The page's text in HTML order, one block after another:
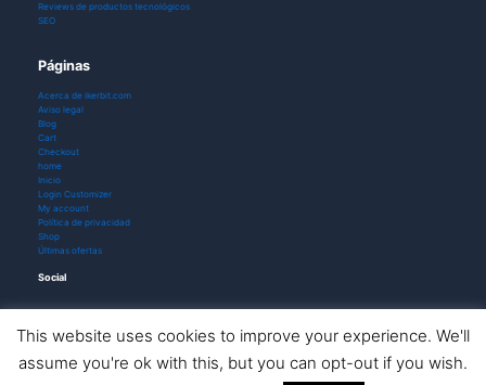
Reviews de productos tecnológicos
SEO
Páginas
Acerca de ikerbit.com
Aviso legal
Blog
Cart
Checkout
home
Inicio
Login Customizer
My account
Política de privacidad
Shop
Últimas ofertas
Social
Todos los derechos © 2026 ikerbit |Aviso de afiliación
This website uses cookies to improve your experience. We'll
assume you're ok with this, but you can opt-out if you wish.